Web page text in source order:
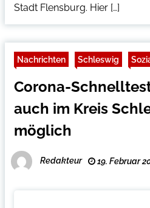
Stadt Flensburg. Hier […]
Nachrichten Schleswig
Corona-
auch im Kreis
möglich
Redakteur 19. Februar